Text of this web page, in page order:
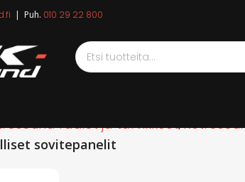
| Puh. 010 29 22 800
radiot ja tarvikkeet
sovitepanelit